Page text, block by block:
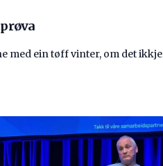
med ein tøff vinter, om det ikkje